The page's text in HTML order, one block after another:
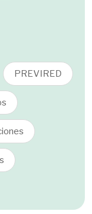
PREVIRED